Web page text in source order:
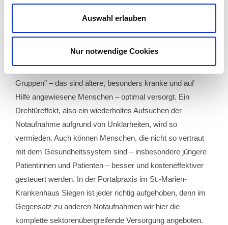
Auswahl erlauben
Nur notwendige Cookies
Notaufnahme des Krankenhauses eingebunden werden
muss oder der Patient an einen Haus- oder Facharzt
verwiesen werden kann.
Gruppen" – das sind ältere, besonders kranke und auf
Hilfe angewiesene Menschen – optimal versorgt. Ein
Drehtüreffekt, also ein wiederholtes Aufsuchen der
Notaufnahme aufgrund von Unklarheiten, wird so
vermieden. Auch können Menschen, die nicht so vertraut
mit dem Gesundheitssystem sind – insbesondere jüngere
Patientinnen und Patienten – besser und kosteneffektiver
gesteuert werden.
In der Portalpraxis im St.-Marien-
Krankenhaus Siegen ist jeder richtig aufgehoben, denn im
Gegensatz zu anderen Notaufnahmen wir hier die
komplette sektorenübergreifende Versorgung angeboten.